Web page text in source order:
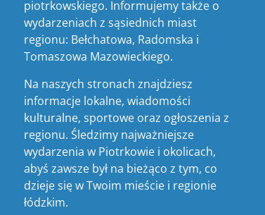
piotrkowskiego. Informujemy także o
wydarzeniach z sąsiednich miast
regionu: Bełchatowa, Radomska i
Tomaszowa Mazowieckiego.
Na naszych stronach znajdziesz
informacje lokalne, wiadomości
kulturalne, sportowe oraz ogłoszenia z
regionu. Śledzimy najważniejsze
wydarzenia w Piotrkowie i okolicach,
abyś zawsze był na bieżąco z tym, co
dzieje się w Twoim mieście i regionie
łódzkim.